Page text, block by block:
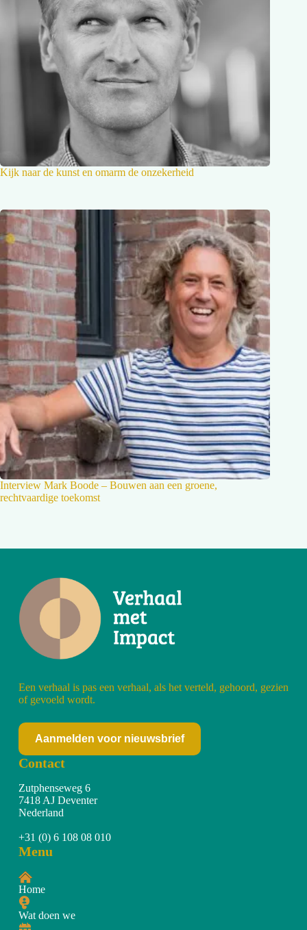
Kijk naar de kunst en omarm de onzekerheid
Interview Mark Boode – Bouwen aan een groene,
rechtvaardige toekomst
Een verhaal is pas een verhaal, als het verteld, gehoord, gezien
of gevoeld wordt.
Aanmelden voor nieuwsbrief
Contact
Zutphenseweg 6
7418 AJ Deventer
Nederland
+31 (0) 6 108 08 010
Menu
Home
Wat doen we